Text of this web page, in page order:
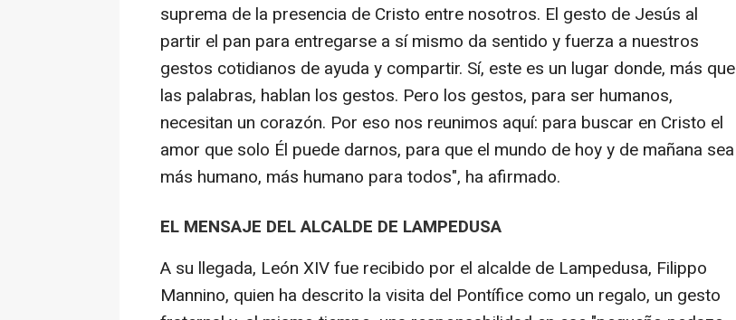
suprema de la presencia de Cristo entre nosotros. El gesto de Jesús al
partir el pan para entregarse a sí mismo da sentido y fuerza a nuestros
gestos cotidianos de ayuda y compartir. Sí, este es un lugar donde, más que
las palabras, hablan los gestos. Pero los gestos, para ser humanos,
necesitan un corazón. Por eso nos reunimos aquí: para buscar en Cristo el
amor que solo Él puede darnos, para que el mundo de hoy y de mañana sea
más humano, más humano para todos", ha afirmado.
EL MENSAJE DEL ALCALDE DE LAMPEDUSA
A su llegada, León XIV fue recibido por el alcalde de Lampedusa, Filippo
Mannino, quien ha descrito la visita del Pontífice como un regalo, un gesto